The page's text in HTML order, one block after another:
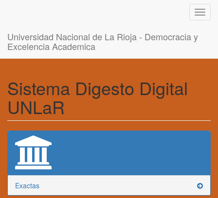
Universidad Nacional de La Rioja - Democracia y
Excelencia Academica
Sistema Digesto Digital
UNLaR
Exactas